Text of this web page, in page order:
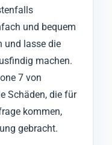
und bequem
und lasse die
machen.
7 von
Schäden, die für
kommen,
gebracht.